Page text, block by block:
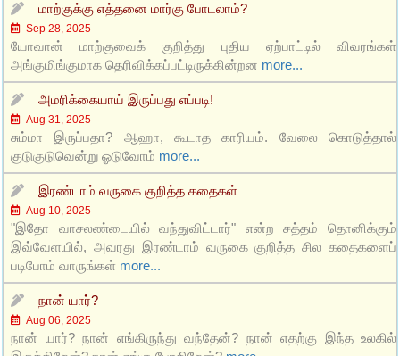
மாற்குக்கு எத்தனை மார்கு போடலாம்?
Sep 28, 2025
யோவான் மாற்குவைக் குறித்து புதிய ஏற்பாட்டில் விவரங்கள்
அங்குமிங்குமாக தெரிவிக்கப்பட்டிருக்கின்றன more...
அமரிக்கையாய் இருப்பது எப்படி!
Aug 31, 2025
சும்மா இருப்பதா? ஆஹா, கூடாத காரியம். வேலை கொடுத்தால்
குடுகுடுவென்று ஓடுவோம் more...
இரண்டாம் வருகை குறித்த கதைகள்
Aug 10, 2025
"இதோ வாசலண்டையில் வந்துவிட்டார்" என்ற சத்தம் தொனிக்கும்
இவ்வேளயில், அவரது இரண்டாம் வருகை குறித்த சில கதைகளைப்
படிபோம் வாருங்கள் more...
நான் யார்?
Aug 06, 2025
நான் யார்? நான் எங்கிருந்து வந்தேன்? நான் எதற்கு இந்த உலகில்